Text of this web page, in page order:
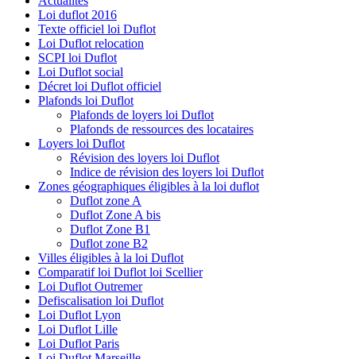
Loi duflot 2016
Texte officiel loi Duflot
Loi Duflot relocation
SCPI loi Duflot
Loi Duflot social
Décret loi Duflot officiel
Plafonds loi Duflot
Plafonds de loyers loi Duflot
Plafonds de ressources des locataires
Loyers loi Duflot
Révision des loyers loi Duflot
Indice de révision des loyers loi Duflot
Zones géographiques éligibles à la loi duflot
Duflot zone A
Duflot Zone A bis
Duflot Zone B1
Duflot zone B2
Villes éligibles à la loi Duflot
Comparatif loi Duflot loi Scellier
Loi Duflot Outremer
Defiscalisation loi Duflot
Loi Duflot Lyon
Loi Duflot Lille
Loi Duflot Paris